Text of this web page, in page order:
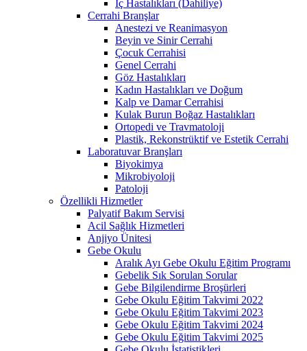
İç Hastalıkları (Dahiliye)
Cerrahi Branşlar
Anestezi ve Reanimasyon
Beyin ve Sinir Cerrahi
Çocuk Cerrahisi
Genel Cerrahi
Göz Hastalıkları
Kadın Hastalıkları ve Doğum
Kalp ve Damar Cerrahisi
Kulak Burun Boğaz Hastalıkları
Ortopedi ve Travmatoloji
Plastik, Rekonstrüktif ve Estetik Cerrahi
Laboratuvar Branşları
Biyokimya
Mikrobiyoloji
Patoloji
Özellikli Hizmetler
Palyatif Bakım Servisi
Acil Sağlık Hizmetleri
Anjiyo Ünitesi
Gebe Okulu
Aralık Ayı Gebe Okulu Eğitim Programı
Gebelik Sık Sorulan Sorular
Gebe Bilgilendirme Broşürleri
Gebe Okulu Eğitim Takvimi 2022
Gebe Okulu Eğitim Takvimi 2023
Gebe Okulu Eğitim Takvimi 2024
Gebe Okulu Eğitim Takvimi 2025